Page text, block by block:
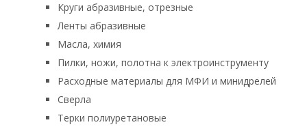
Круги абразивные, отрезные
Ленты абразивные
Масла, химия
Пилки, ножи, полотна к электроинструменту
Расходные материалы для МФИ и минидрелей
Сверла
Терки полиуретановые